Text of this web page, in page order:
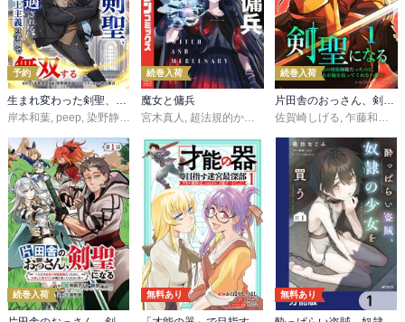
予約
生まれ変わった剣聖、剣士が冷遇される魔術至上主義の学園で無双する
岸本和葉, peep, 染野静也 桑島黎音, taskey STUDIO
続巻入荷
魔女と傭兵
宮木真人 , 超法規的かえる 叶世べんち
続巻入荷
片田舎のおっさん、剣聖になる～ただの田舎の剣術師範だったのに、大成した弟子たちが俺を放ってくれない件～（タテヨミフルカラー版）
佐賀崎しげる, 乍藤和樹
続巻入荷 無料あり 無料あり